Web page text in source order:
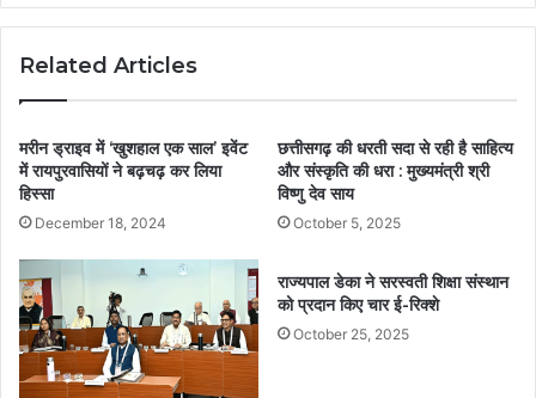
Related Articles
मरीन ड्राइव में ‘खुशहाल एक साल’ इवेंट
में रायपुरवासियों ने बढ़चढ़ कर लिया
हिस्सा
December 18, 2024
छत्तीसगढ़ की धरती सदा से रही है साहित्य
और संस्कृति की धरा : मुख्यमंत्री श्री
विष्णु देव साय
October 5, 2025
राज्यपाल डेका ने सरस्वती शिक्षा संस्थान
को प्रदान किए चार ई-रिक्शे
October 25, 2025